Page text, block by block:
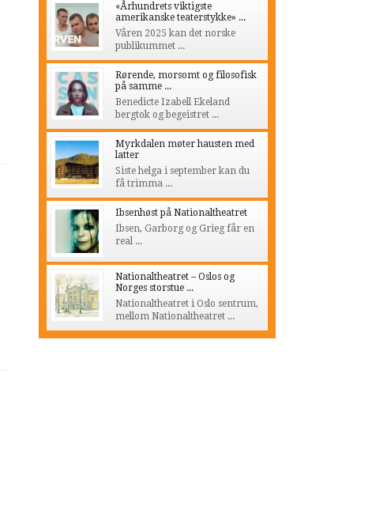
«Århundrets viktigste
amerikanske teaterstykke» ...
Våren 2025 kan det norske
publikummet ...
Rørende, morsomt og filosofisk
på samme ...
Benedicte Izabell Ekeland
bergtok og begeistret ...
Myrkdalen møter hausten med
latter
Siste helga i september kan du
få trimma ...
Ibsenhøst på Nationaltheatret
Ibsen, Garborg og Grieg får en
real ...
Nationaltheatret – Oslos og
Norges storstue ...
Nationaltheatret i Oslo sentrum,
mellom Nationaltheatret ...